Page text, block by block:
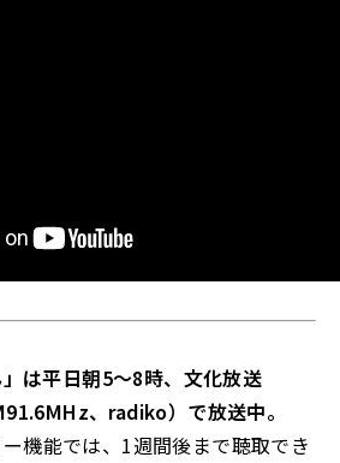
」は平日朝5～8時、文化放送
、radiko）で放送中。
機能では、1週間後まで聴取でき